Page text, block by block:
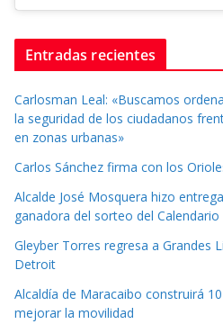
Entradas recientes
Carlosman Leal: «Buscamos
la seguridad de los ciudadanos
en zonas urbanas»
Carlos Sánchez firma con los
Alcalde José Mosquera hizo
ganadora del sorteo del
Gleyber Torres regresa a Grandes
Detroit
Alcaldía de Maracaibo construirá
mejorar la movilidad